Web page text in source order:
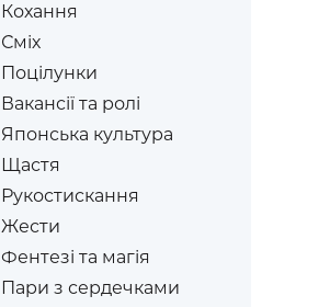
Кохання
Сміх
Поцілунки
Вакансії та ролі
Японська культура
Щастя
Рукостискання
Жести
Фентезі та магія
Пари з сердечками